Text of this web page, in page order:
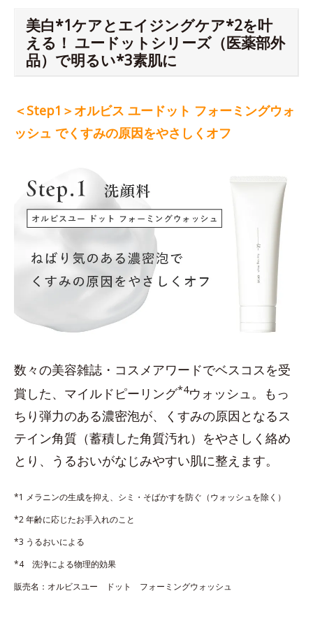
美白*1ケアとエイジングケア*2を叶
える！ ユードットシリーズ（医薬部外
品）で明るい*3素肌に
＜Step1＞オルビス ユードット フォーミングウォ
ッシュ でくすみの原因をやさしくオフ
数々の美容雑誌・コスメアワードでベスコスを受
賞した、マイルドピーリング*4ウォッシュ。もっ
ちり弾力のある濃密泡が、くすみの原因となるス
テイン角質（蓄積した角質汚れ）をやさしく絡め
とり、うるおいがなじみやすい肌に整えます。
*1 メラニンの生成を抑え、シミ・そばかすを防ぐ（ウォッシュを除く）
*2 年齢に応じたお手入れのこと
*3 うるおいによる
*4 洗浄による物理的効果
販売名：オルビスユー ドット フォーミングウォッシュ